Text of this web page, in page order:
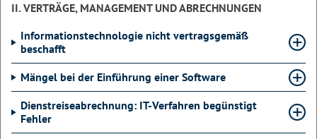
II. VERTRÄGE, MANAGEMENT UND ABRECHNUNGEN
Informationstechnologie nicht vertragsgemäß
beschafft
Mängel bei der Einführung einer Software
Dienstreiseabrechnung: IT-Verfahren begünstigt
Fehler